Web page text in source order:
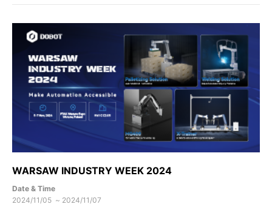
WARSAW INDUSTRY WEEK 2024
Date & Time
2024/11/05 ~ 2024/11/07